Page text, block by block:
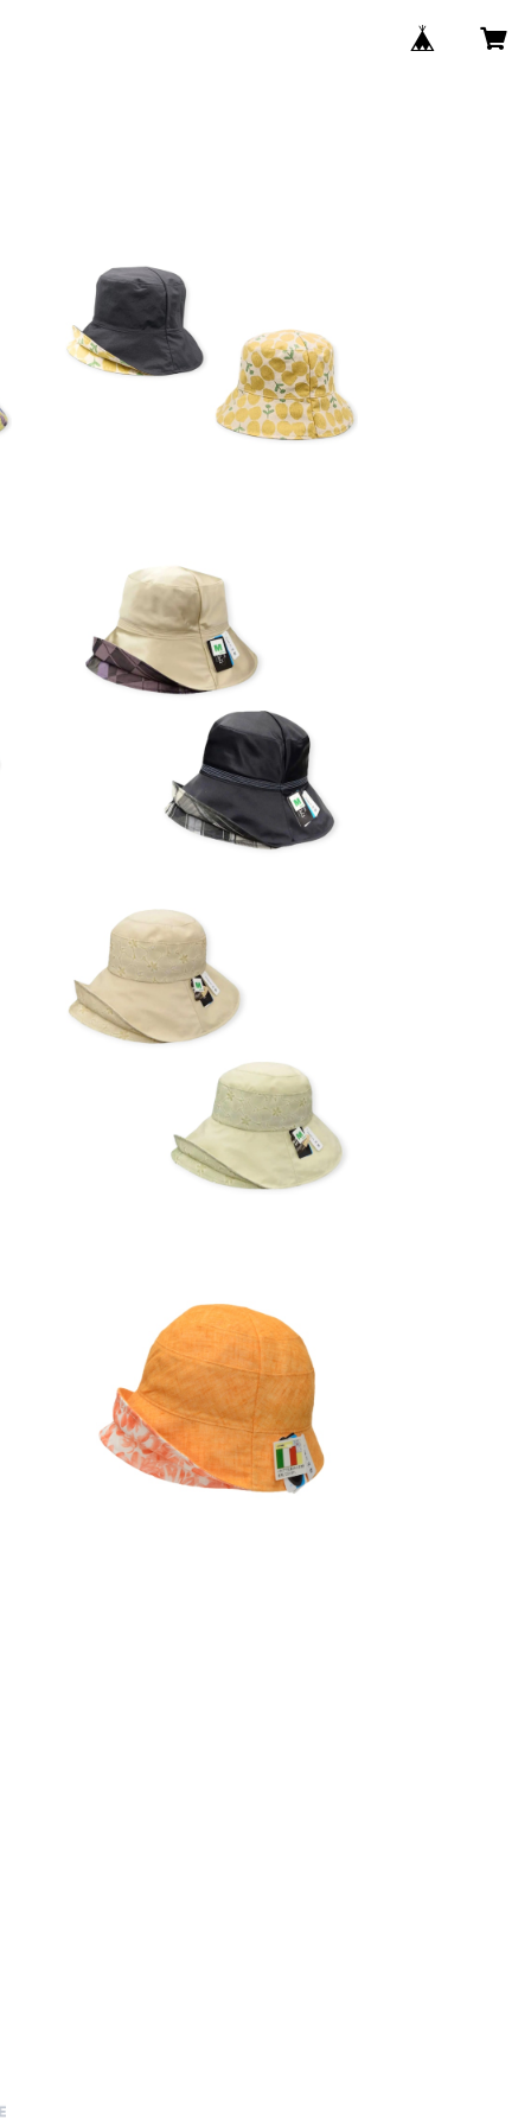
(M) オブジェクトハット レイン OO-
14507BL
¥8,800
SOLD OUT
(M・L) オブジェクトハット (春夏) 18-1
¥13,200
(M・L) オブジェクトハット (春夏) 18-1
¥13,200
(M) オブジェクトハット (春夏) 16-14
309
¥13,200